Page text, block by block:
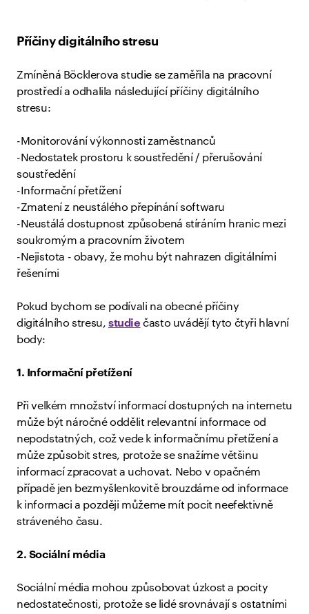
Příčiny digitálního stresu
Zmíněná Böcklerova studie se zaměřila na pracovní
prostředí a odhalila následující příčiny digitálního
stresu:
-Monitorování výkonnosti zaměstnanců
-Nedostatek prostoru k soustředění / přerušování
soustředění
-Informační přetížení
-Zmatení z neustálého přepínání softwaru
-Neustálá dostupnost způsobená stíráním hranic mezi
soukromým a pracovním životem
-Nejistota - obavy, že mohu být nahrazen digitálními
řešeními
Pokud bychom se podívali na obecné příčiny
digitálního stresu, studie často uvádějí tyto čtyři hlavní
body:
1. Informační přetížení
Při velkém množství informací dostupných na internetu
může být náročné oddělit relevantní informace od
nepodstatných, což vede k informačnímu přetížení a
může způsobit stres, protože se snažíme většinu
informací zpracovat a uchovat. Nebo v opačném
případě jen bezmyšlenkovitě brouzdáme od informace
k informaci a později můžeme mít pocit neefektivně
stráveného času.
2. Sociální média
Sociální média mohou způsobovat úzkost a pocity
nedostatečnosti, protože se lidé srovnávají s ostatními